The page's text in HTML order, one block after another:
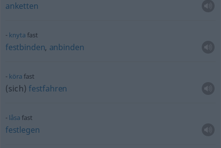
anketten
knyta fast
festbinden, anbinden
köra fast
(sich) festfahren
låsa fast
festlegen